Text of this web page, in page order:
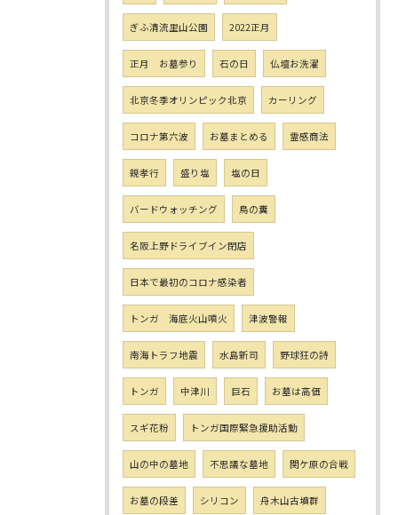
ぎふ清流里山公園 2022正月
正月 お墓参り 石の日 仏壇お洗濯
北京冬季オリンピック北京 カーリング
コロナ第六波 お墓まとめる 霊感商法
親孝行 盛り塩 塩の日
バードウォッチング 鳥の糞
名阪上野ドライブイン閉店
日本で最初のコロナ感染者
トンガ 海底火山噴火 津波警報
南海トラフ地震 水島新司 野球狂の詩
トンガ 中津川 巨石 お墓は高価
スギ花粉 トンガ国際緊急援助活動
山の中の墓地 不思議な墓地 関ケ原の合戦
お墓の段差 シリコン 舟木山古墳群